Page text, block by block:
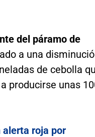
del páramo de
a una
de cebolla
producirse unas
alerta roja por